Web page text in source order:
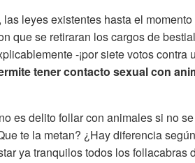
leyes existentes hasta el
que se retiraran los cargos de
-¡por siete votos contra
tener contacto sexual con
es delito follar con animales si no
te la metan? ¿Hay diferencia
ya tranquilos todos los follacabras